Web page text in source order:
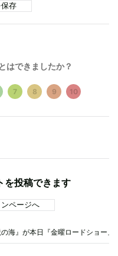
保存
はできましたか？
7 8 9 10
を投稿できます
ページへ
の海』が本日『金曜ロードショー